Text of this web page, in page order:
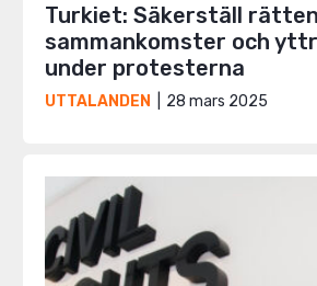
Turkiet: Säkerställ
sammankomster och
under protesterna
UTTALANDEN 28 mars 2025